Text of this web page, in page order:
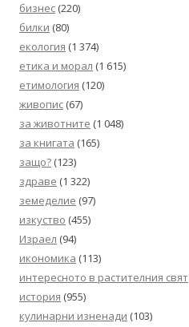
бизнес (220)
билки (80)
екология (1 374)
етика и морал (1 615)
етимология (120)
живопис (67)
за животните (1 048)
за книгата (165)
защо? (123)
здраве (1 322)
земеделие (97)
изкуство (455)
Израел (94)
икономика (113)
интересното в растителния свят
история (955)
кулинарни изненади (103)